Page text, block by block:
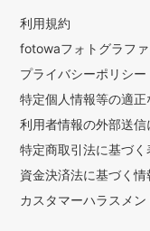
利用規約
fotowaフォトグラフ
プライバシーポリシー
特定個人情報等の適
利用者情報の外部送信
特定商取引法に基づく
資金決済法に基づく情
カスタマーハラスメ